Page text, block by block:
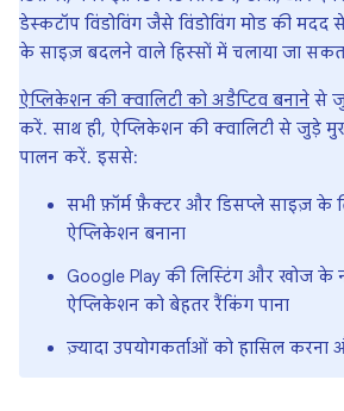
डेस्कटॉप विंडोविंग जैसे विंडोविंग मोड की मदद
के साइज़ बदलने वाले हिस्सों में चलाया जा
ऐप्लिकेशन की क्वालिटी को अडैप्टिव बनाने से
करें. साथ ही, ऐप्लिकेशन की क्वालिटी से जुड़े
पालन करें. इससे:
सभी फ़ॉर्म फ़ैक्टर और डिसप्ले साइज़ के
ऐप्लिकेशन बनाना
Google Play की लिस्टिंग और खोज के
ऐप्लिकेशन को बेहतर रैंकिंग पाना
ज़्यादा उपयोगकर्ताओं को हासिल करना